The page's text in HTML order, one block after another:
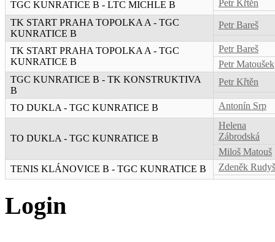
TGC KUNRATICE B - LTC MICHLE B
Petr Křtěn
TK START PRAHA TOPOLKA A - TGC
KUNRATICE B
Petr Bareš
TK START PRAHA TOPOLKA A - TGC
KUNRATICE B
Petr Bareš
Petr Matoušek
TGC KUNRATICE B - TK KONSTRUKTIVA
B
Petr Křtěn
TO DUKLA - TGC KUNRATICE B Antonín Srp
TO DUKLA - TGC KUNRATICE B
Helena
Zábrodská
Miloš Matouš
TENIS KLÁNOVICE B - TGC KUNRATICE B
Zdeněk Rudyš
Login